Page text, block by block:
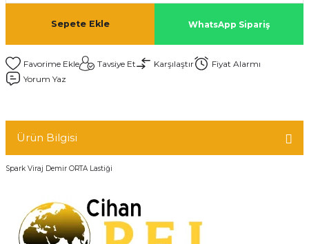
Sepete Ekle WhatsApp Sipariş
Tavsiye Et Karşılaştır
Fiyat Alarmı
Yorum Yaz
Ürün Bilgisi
Spark Viraj Demir ORTA Lastiği